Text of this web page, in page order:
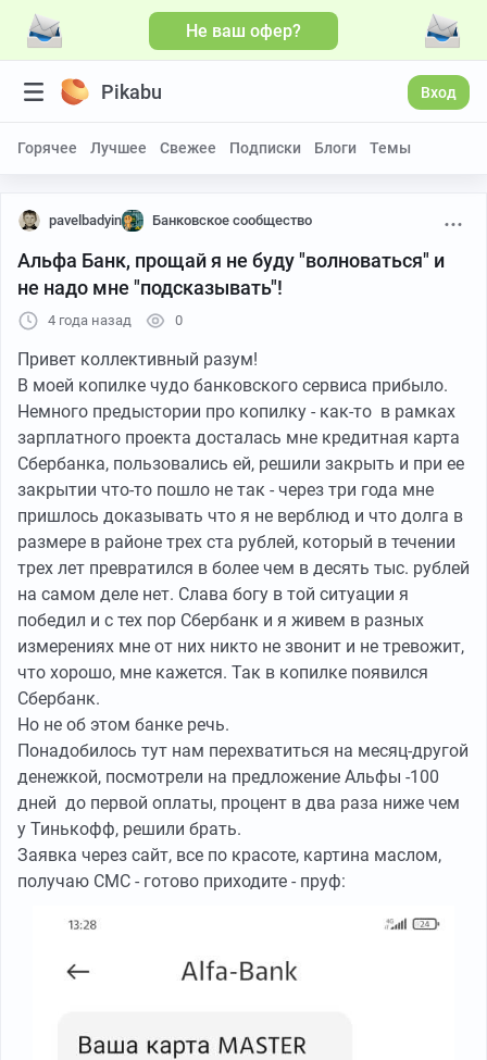
Не ваш офер?
Pikabu Вход
Горячее Лучшее Свежее Подписки Блоги Темы
pavelbadyin Банковское сообщество
Альфа Банк, прощай я не буду "волноваться" и
не надо мне "подсказывать"!
4 года назад 0
Привет коллективный разум!
В моей копилке чудо банковского сервиса прибыло.
Немного предыстории про копилку - как-то в рамках
зарплатного проекта досталась мне кредитная карта
Сбербанка, пользовались ей, решили закрыть и при ее
закрытии что-то пошло не так - через три года мне
пришлось доказывать что я не верблюд и что долга в
размере в районе трех ста рублей, который в течении
трех лет превратился в более чем в десять тыс. рублей
на самом деле нет. Слава богу в той ситуации я
победил и с тех пор Сбербанк и я живем в разных
измерениях мне от них никто не звонит и не тревожит,
что хорошо, мне кажется. Так в копилке появился
Сбербанк.
Но не об этом банке речь.
Понадобилось тут нам перехватиться на месяц-другой
денежкой, посмотрели на предложение Альфы -100
дней до первой оплаты, процент в два раза ниже чем
у Тинькофф, решили брать.
Заявка через сайт, все по красоте, картина маслом,
получаю СМС - готово приходите - пруф: